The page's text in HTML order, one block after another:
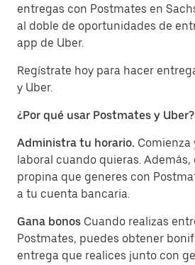
entregas con Postmates en
al doble de oportunidades de
app de Uber.
Regístrate hoy para hacer
y Uber.
¿Por qué usar Postmates y Uber?
Administra tu horario.
laboral cuando quieras. Además,
propina que generes con
a tu cuenta bancaria.
Gana bonos Cuando realizas
Postmates, puedes obtener
entrega que realices junto con